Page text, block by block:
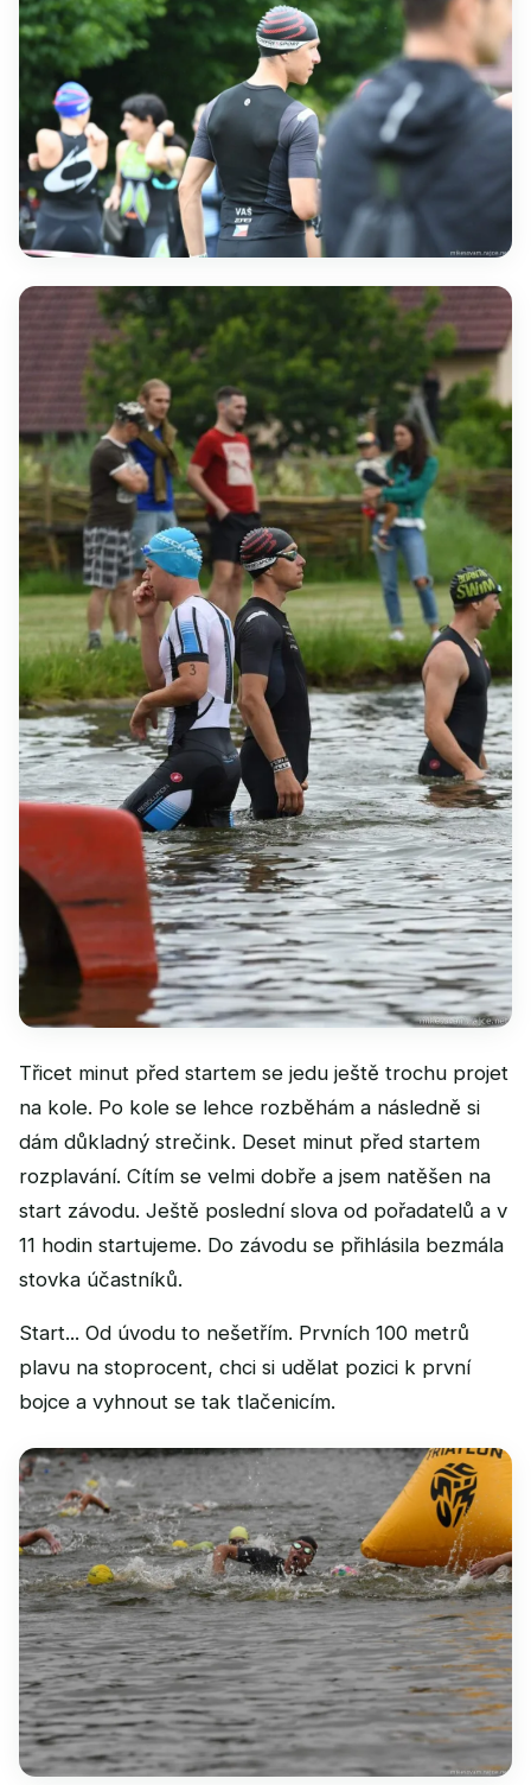
Třicet minut před startem se jedu ještě trochu projet
na kole. Po kole se lehce rozběhám a následně si
dám důkladný strečink. Deset minut před startem
rozplavání. Cítím se velmi dobře a jsem natěšen na
start závodu. Ještě poslední slova od pořadatelů a v
11 hodin startujeme. Do závodu se přihlásila bezmála
stovka účastníků.
Start... Od úvodu to nešetřím. Prvních 100 metrů
plavu na stoprocent, chci si udělat pozici k první
bojce a vyhnout se tak tlačenicím.